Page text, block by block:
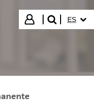
Iniciar sesión
buscar"
ES